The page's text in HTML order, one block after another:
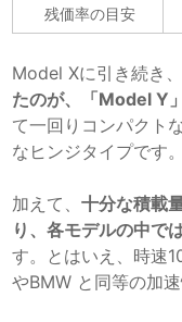
残価率の目安
Model Xに引き続き、
たのが、「Model Y」
て一回りコンパクト
なヒンジタイプです。
加えて、十分な積載
り、各モデルの中で
す。とはいえ、時速
やBMW と同等の加